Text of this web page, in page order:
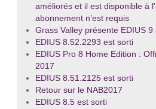
améliorés et il est disponible à
abonnement n’est requis
Grass Valley présente EDIUS 9
EDIUS 8.52.2293 est sorti
EDIUS Pro 8 Home Edition :
2017
EDIUS 8.51.2125 est sorti
Retour sur le NAB2017
EDIUS 8.5 est sorti